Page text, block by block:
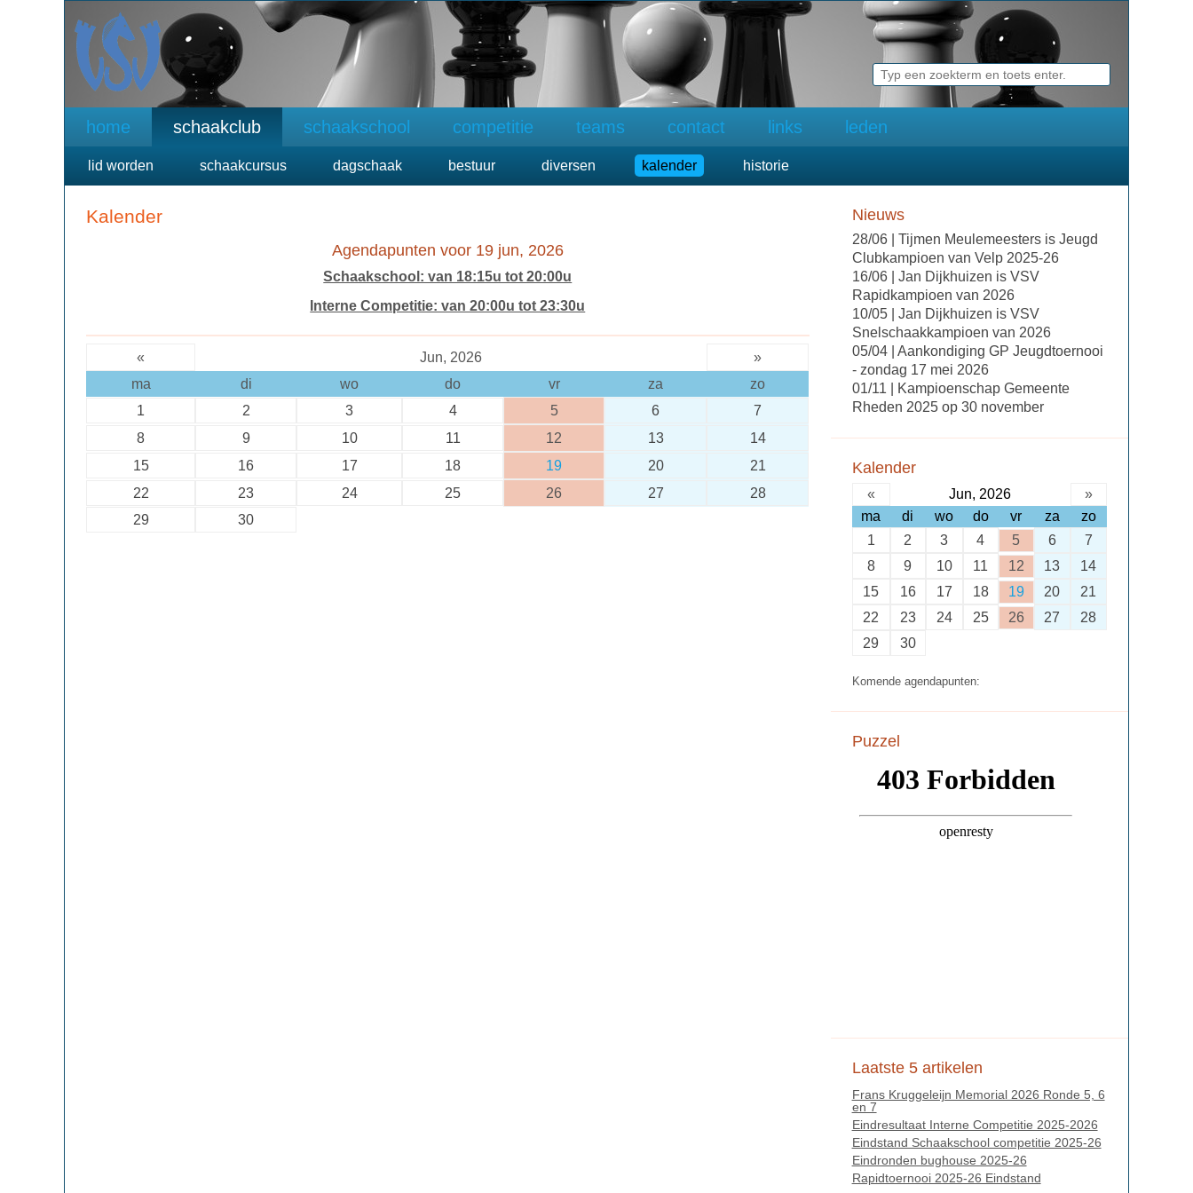
home schaakclub schaakschool competitie teams contact links leden
lid worden schaakcursus dagschaak bestuur diversen kalender historie
Kalender
Agendapunten voor 19 jun, 2026
Schaakschool: van 18:15u tot 20:00u
Interne Competitie: van 20:00u tot 23:30u
« Jun, 2026
»
ma
di wo do vr za
zo
1
2 3 4 5 6
7
8
9 10 11 12 13
14
15
16 17 18 19 20
21
22
23 24 25 26 27
28
29
30
Nieuws
28/06 | Tijmen Meulemeesters is Jeugd
Clubkampioen van Velp 2025-26
16/06 | Jan Dijkhuizen is VSV
Rapidkampioen van 2026
10/05 | Jan Dijkhuizen is VSV
Snelschaakkampioen van 2026
05/04 | Aankondiging GP Jeugdtoernooi
- zondag 17 mei 2026
01/11 | Kampioenschap Gemeente
Rheden 2025 op 30 november
Kalender
« Jun, 2026
»
ma
di wo do vr za
zo
1
2 3 4 5 6
7
8
9 10 11 12 13
14
15
16 17 18 19 20
21
22
23 24 25 26 27
28
29
30
Komende agendapunten:
Puzzel
Laatste 5 artikelen
Frans Kruggeleijn Memorial 2026 Ronde 5, 6
en 7
Eindresultaat Interne Competitie 2025-2026
Eindstand Schaakschool competitie 2025-26
Eindronden bughouse 2025-26
Rapidtoernooi 2025-26 Eindstand